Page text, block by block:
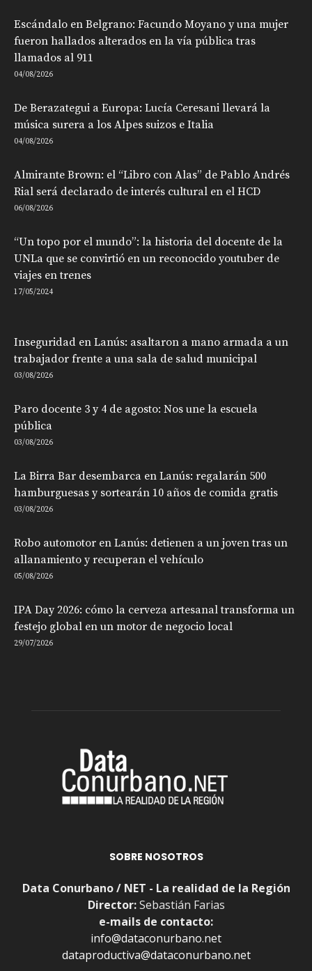
Escándalo en Belgrano: Facundo Moyano y una mujer
fueron hallados alterados en la vía pública tras
llamados al 911
04/08/2026
De Berazategui a Europa: Lucía Ceresani llevará la
música surera a los Alpes suizos e Italia
04/08/2026
Almirante Brown: el “Libro con Alas” de Pablo Andrés
Rial será declarado de interés cultural en el HCD
06/08/2026
“Un topo por el mundo”: la historia del docente de la
UNLa que se convirtió en un reconocido youtuber de
viajes en trenes
17/05/2024
Inseguridad en Lanús: asaltaron a mano armada a un
trabajador frente a una sala de salud municipal
03/08/2026
Paro docente 3 y 4 de agosto: Nos une la escuela
pública
03/08/2026
La Birra Bar desembarca en Lanús: regalarán 500
hamburguesas y sortearán 10 años de comida gratis
03/08/2026
Robo automotor en Lanús: detienen a un joven tras un
allanamiento y recuperan el vehículo
05/08/2026
IPA Day 2026: cómo la cerveza artesanal transforma un
festejo global en un motor de negocio local
29/07/2026
SOBRE NOSOTROS
Data Conurbano / NET - La realidad de la Región
Director:Sebastián Farias
e-mails de contacto:
info@dataconurbano.net
dataproductiva@dataconurbano.net